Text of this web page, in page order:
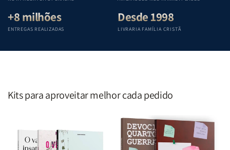
+8 milhões
ENTREGAS REALIZADAS
Desde 1998
LIVRARIA FAMÍLIA CRISTÃ
Kits para aproveitar melhor cada pedido